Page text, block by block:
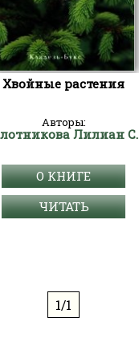
Хвойные растения
Авторы:
Лилиан С.
О КНИГЕ
ЧИТАТЬ
1/1